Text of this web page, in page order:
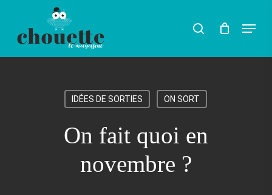
search Menu
IDÉES DE SORTIES ON SORT
On fait quoi en
novembre ?